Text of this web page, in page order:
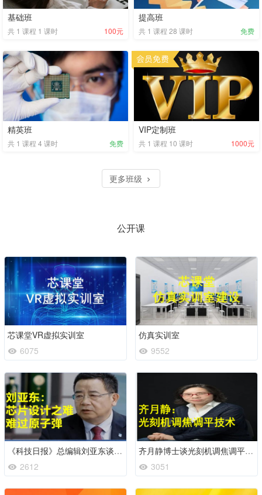
基础班
共 1 课程 1 课时 100元
提高班
共 1 课程 28 课时 免费
精英班
共 1 课程 4 课时 免费
VIP定制班
共 1 课程 10 课时 1000元
更多班级
公开课
芯课堂VR虚拟实训室
6075
仿真实训室
9552
《科技日报》总编辑刘亚东谈芯片制造之难
2612
齐月静博士谈光刻机调焦调平技术
3051